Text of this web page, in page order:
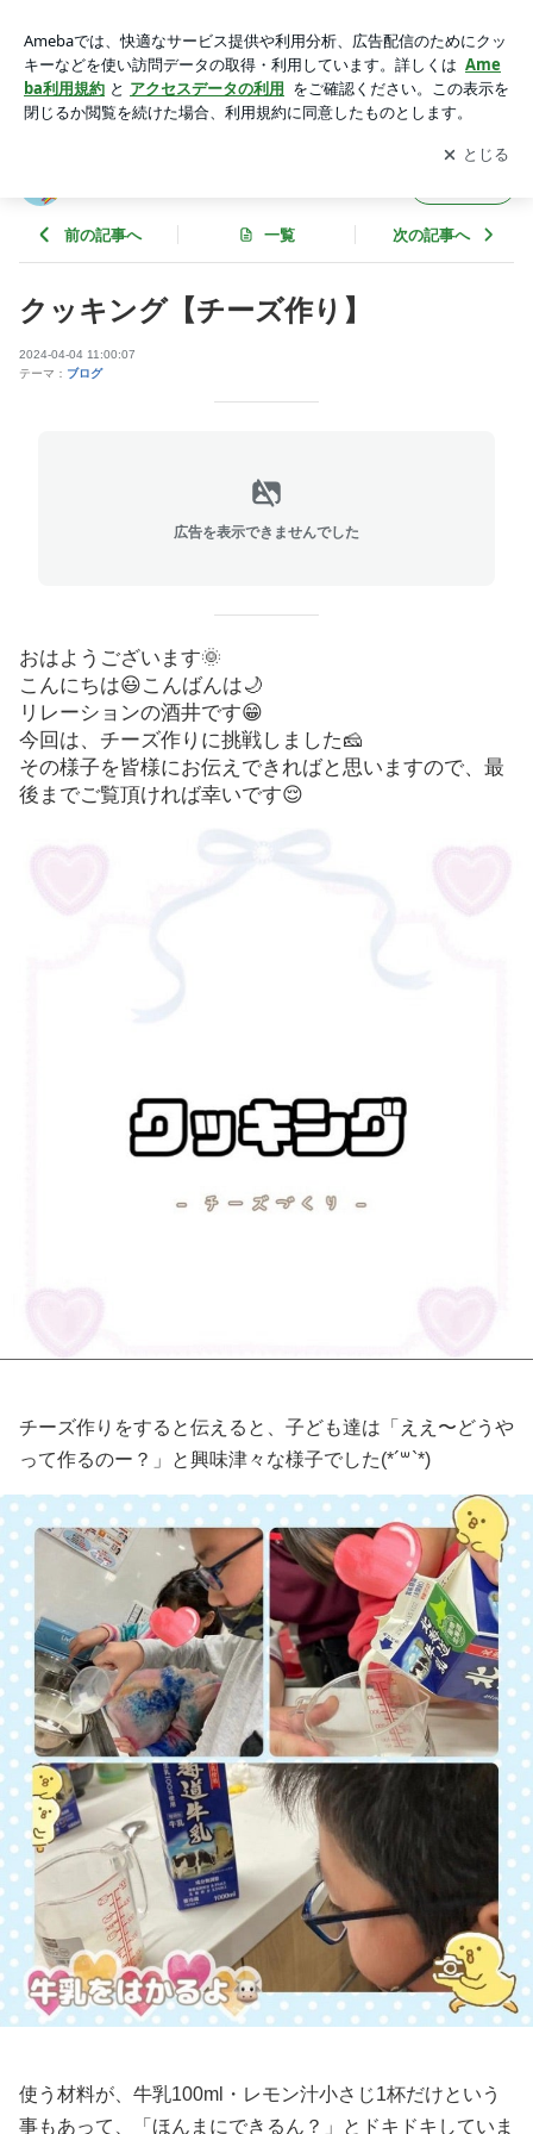
ンブログアプリをダウンロードして ブログの更新通知
を受け取りまし
ょう。
開く
前の記事へ 一覧 次の記事へ
クッキング【チーズ作り】
2024-04-04 11:00:07
テーマ： ブログ
広告を表示できませんでした
おはようございます🌞
こんにちは😃こんばんは🌙
リレーションの酒井です😁
今回は、チーズ作りに挑戦しました🧀
その様子を皆様にお伝えできればと思いますので、最
後までご覧頂ければ幸いです😌
チーズ作りをすると伝えると、子ども達は「ええ〜どうや
って作るのー？」と興味津々な様子でした(*´꒳`*)
使う材料が、牛乳100ml・レモン汁小さじ1杯だけという
事もあって、「ほんまにできるん？」とドキドキしていま